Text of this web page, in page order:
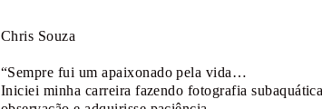
Chris Souza
“Sempre fui um apaixonado pela vida…
Iniciei minha carreira fazendo fotografia